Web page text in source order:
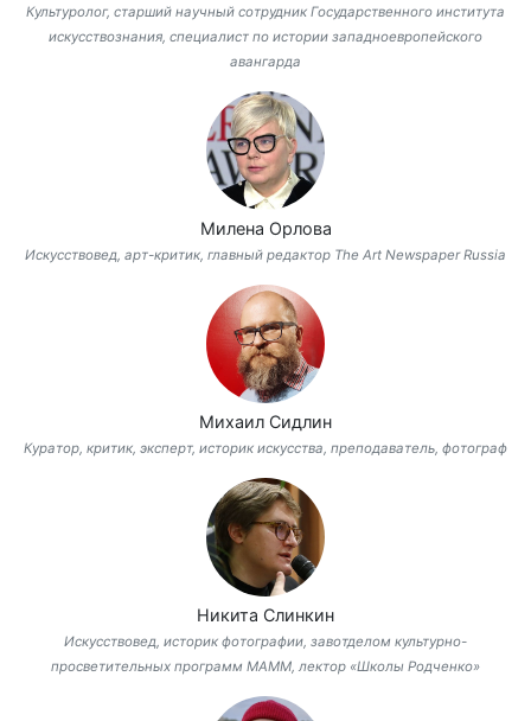
Культуролог, старший научный сотрудник Государственного института
искусствознания, специалист по истории западноевропейского
авангарда
Милена Орлова
Искусствовед, арт-критик, главный редактор The Art Newspaper Russia
Михаил Сидлин
Куратор, критик, эксперт, историк искусства, преподаватель, фотограф
Никита Слинкин
Искусствовед, историк фотографии, завотделом культурно-
просветительных программ МАММ, лектор «Школы Родченко»